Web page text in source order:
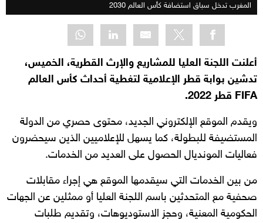
المغرب تدخل سباق استضافة كأس العالم 2030
أعلنت اللجنة العليا للمشاريع والإرث القطرية، الخميس،
تدشين بوابة قطر الإعلامية لتغطية أحداث كأس العالم
FIFA قطر 2022.
ويقدم الموقع الإلكتروني الجديد، محتوى حصري من الدولة
المستضيفة للبطولة، كما يسهل للإعلاميين الذين سيحضرون
فعاليات المونديال الحصول على العديد من الخدمات.
من بين الخدمات التي سيقدمها الموقع هي إجراء مقابلات
صحفية مع المتحدثين باسم اللجنة العليا أو ممثلين عن الجهات
الحكومية المعنية، وحجز الاستوديوهات، وتقديم طلبات